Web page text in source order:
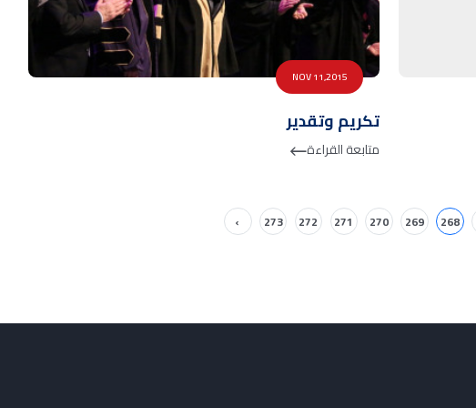
NOV 11,2015
تكريم وتقدير
متابعة القراءة
268
269
270
271
272
273
›